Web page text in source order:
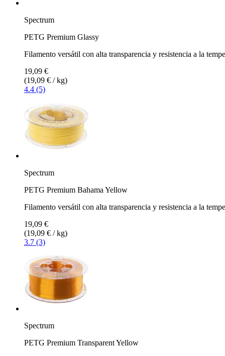
Spectrum
PETG Premium Glassy
Filamento versátil con alta transparencia y resistencia a la
19,09 €
(19,09 € / kg)
4.4 (5)
Spectrum
PETG Premium Bahama Yellow
Filamento versátil con alta transparencia y resistencia a la
19,09 €
(19,09 € / kg)
3.7 (3)
Spectrum
PETG Premium Transparent Yellow